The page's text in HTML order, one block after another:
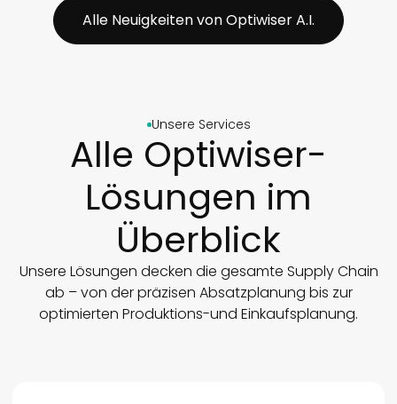
Alle Neuigkeiten von Optiwiser A.I.
Unsere Services
Alle Optiwiser-
Lösungen im
Überblick
Unsere Lösungen decken die gesamte Supply Chain
ab – von der präzisen Absatzplanung bis zur
optimierten Produktions-und Einkaufsplanung.